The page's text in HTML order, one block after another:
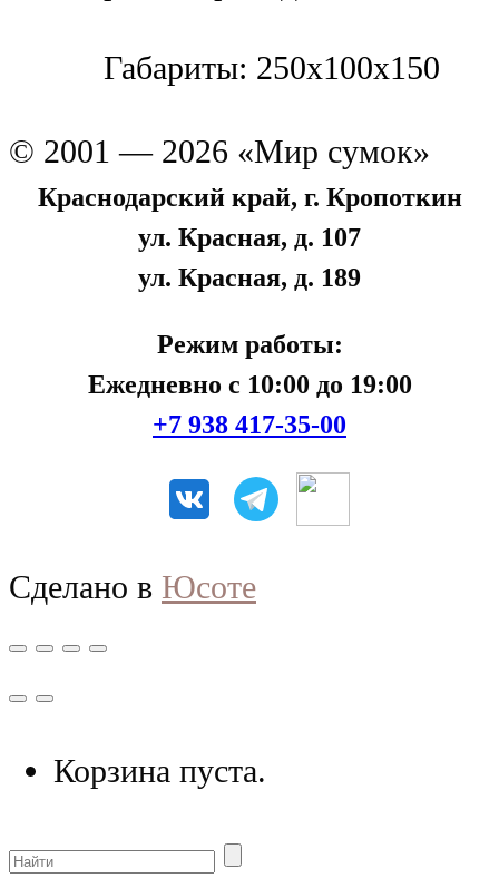
Габариты: 250x100x150
© 2001 — 2026 «Мир сумок»
Краснодарский край, г. Кропоткин
ул. Красная, д. 107
ул. Красная, д. 189
Режим работы:
Ежедневно с 10:00 до 19:00
+7 938 417-35-00
Сделано в Юсоте
Корзина пуста.